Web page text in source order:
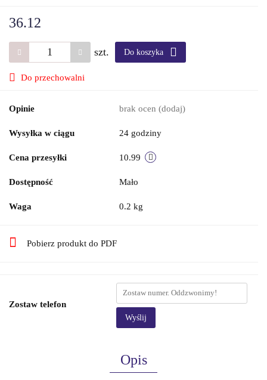
36.12
szt. Do koszyka
Do przechowalni
Opinie brak ocen (dodaj)
Wysyłka w ciągu 24 godziny
Cena przesyłki 10.99
Dostępność Mało
Waga 0.2 kg
Pobierz produkt do PDF
Zostaw telefon
Wyślij
Opis